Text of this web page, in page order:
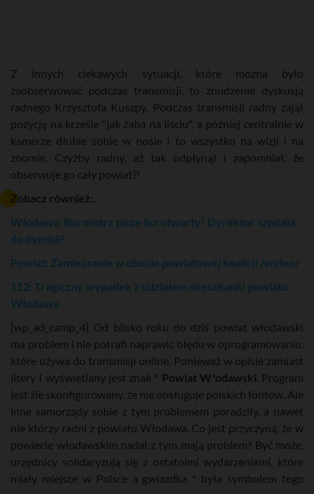
Z innych ciekawych sytuacji, które można było
zaobserwować podczas transmisji, to znudzenie dyskusją
radnego Krzysztofa Kuszpy. Podczas transmisji radny zajął
pozycję na krześle "jak żaba na liściu", a później centralnie w
kamerze dłubie sobie w nosie i to wszystko na wizji i na
zoomie. Czyżby radny, aż tak odpłynął i zapomniał, że
obserwuje go cały powiat?!
Zobacz również:.
Włodawa: Burmistrz pisze list otwarty! Dyrektor szpitala
do dymisji?
Powiat: Zamieszanie w obozie powiatowej koalicji /wideo/
112: Tragiczny wypadek z udziałem mieszkanki powiatu
Włodawa
[wp_ad_camp_4] Od blisko roku do dziś powiat włodawski
ma problem i nie potrafi naprawić błędu w oprogramowaniu,
które używa do transmisji online. Ponieważ w opisie zamiast
litery ł wyświetlany jest znak * Powiat W*odawski. Program
jest źle skonfigurowany, że nie obsługuje polskich fontów. Ale
inne samorządy sobie z tym problemem poradziły, a nawet
nie którzy radni z powiatu Włodawa. Co jest przyczyną, że w
powiecie włodawskim nadal z tym mają problem? Być może,
urzędnicy solidaryzują się z ostatnimi wydarzeniami, które
miały miejsce w Polsce a gwiazdka * była symbolem tego